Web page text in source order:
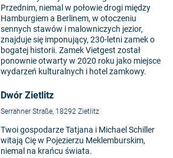
Przednim, niemal w połowie drogi między
Hamburgiem a Berlinem, w otoczeniu
sennych stawów i malowniczych jezior,
znajduje się imponujący, 230-letni zamek o
bogatej historii. Zamek Vietgest został
ponownie otwarty w 2020 roku jako miejsce
wydarzeń kulturalnych i hotel zamkowy.
Dwór Zietlitz
Serrahner Straße, 18292 Zietlitz
Twoi gospodarze Tatjana i Michael Schiller
witają Cię w Pojezierzu Meklemburskim,
niemal na krańcu świata.